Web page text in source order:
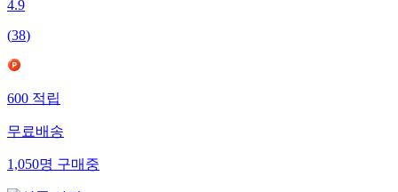
4.9
(38)
600적립
무료배송
1,050명구매중